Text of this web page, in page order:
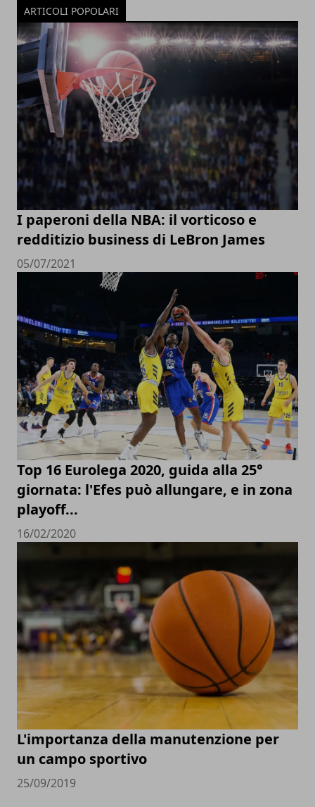
ARTICOLI POPOLARI
I paperoni della NBA: il vorticoso e
redditizio business di LeBron James
05/07/2021
Top 16 Eurolega 2020, guida alla 25°
giornata: l'Efes può allungare, e in zona
playoff...
16/02/2020
L'importanza della manutenzione per
un campo sportivo
25/09/2019